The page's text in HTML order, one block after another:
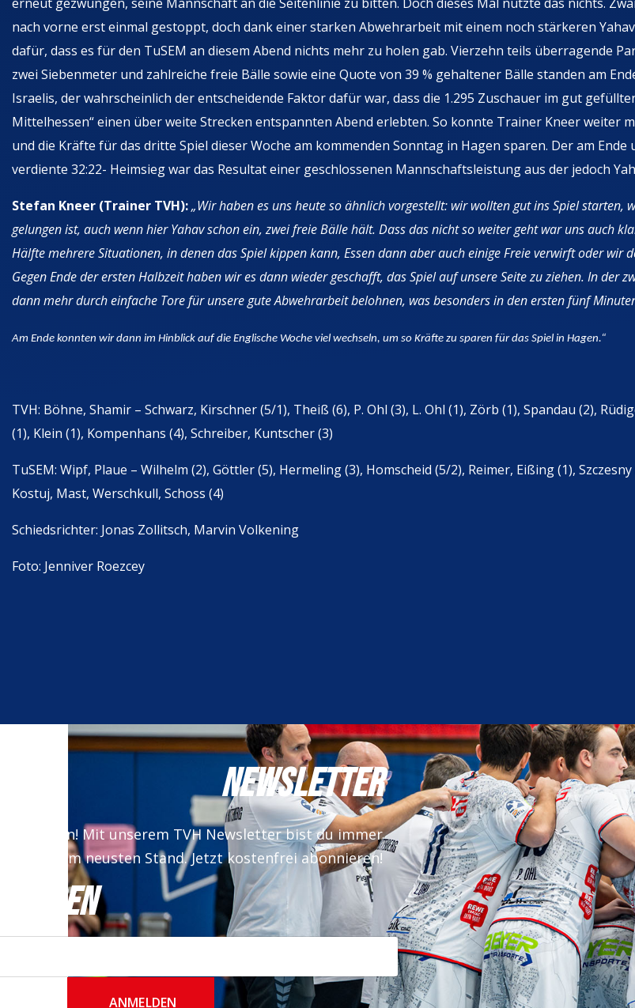
nach vorne erst einmal gestoppt, doch dank einer starken Abwehrarbeit mit einem noch stärkeren
dafür, dass es für den TuSEM an diesem Abend nichts mehr zu holen gab. Vierzehn teils überragende
zwei Siebenmeter und zahlreiche freie Bälle sowie eine Quote von 39 % gehaltener Bälle standen am
Israelis, der wahrscheinlich der entscheidende Faktor dafür war, dass die 1.295 Zuschauer im gut
Mittelhessen“ einen über weite Strecken entspannten Abend erlebten. So konnte Trainer Kneer weiter
und die Kräfte für das dritte Spiel dieser Woche am kommenden Sonntag in Hagen sparen. Der am
verdiente 32:22- Heimsieg war das Resultat einer geschlossenen Mannschaftsleistung aus der jedoch
Stefan Kneer (Trainer TVH):„Wir haben es uns heute so ähnlich vorgestellt: wir wollten gut ins Spiel starten,
gelungen ist, auch wenn hier Yahav schon ein, zwei freie Bälle hält. Dass das nicht so weiter geht war uns auch
Hälfte mehrere Situationen, in denen das Spiel kippen kann, Essen dann aber auch einige Freie verwirft oder wir
Gegen Ende der ersten Halbzeit haben wir es dann wieder geschafft, das Spiel auf unsere Seite zu ziehen. In der
dann mehr durch einfache Tore für unsere gute Abwehrarbeit belohnen, was besonders in den ersten fünf
Am Ende konnten wir dann im Hinblick auf die Englische Woche viel wechseln, um so Kräfte zu sparen für das Spiel in Hagen.“
TVH: Böhne, Shamir – Schwarz, Kirschner (5/1), Theiß (6), P. Ohl (3), L. Ohl (1), Zörb (1), Spandau (2),
(1), Klein (1), Kompenhans (4), Schreiber, Kuntscher (3)
TuSEM: Wipf, Plaue – Wilhelm (2), Göttler (5), Hermeling (3), Homscheid (5/2), Reimer, Eißing (1),
Kostuj, Mast, Werschkull, Schoss (4)
Schiedsrichter: Jonas Zollitsch, Marvin Volkening
Foto: Jenniver Roezcey
NEWSLETTER
verpassen! Mit unserem TVH Newsletter bist du immer
auf dem neusten Stand. Jetzt kostenfrei abonnieren!
ANMELDEN